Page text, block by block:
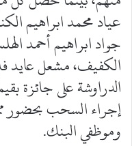
عياد محمد ابراهيم
جواد ابراهيم أحمد
الكفيف، مشعل عايد
إجراء السحب بحضور
وموظفي البنك.